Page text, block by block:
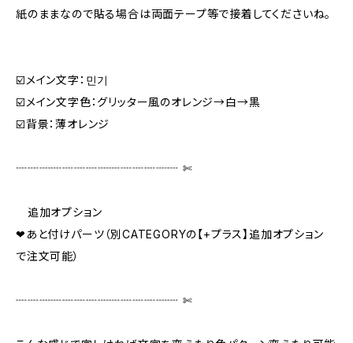
紙のままなので貼る場合は両面テープ等で接着してくださいね。
☑️メイン文字：민기
☑️メイン文字色：グリッター風のオレンジ→白→黒
☑️背景：薄オレンジ
┈┈┈┈┈┈┈┈┈┈┈┈┈┈ ✄‬‬
追加オプション
❤あと付けパーツ（別CATEGORYの【+プラス】追加オプション
で注文可能）
┈┈┈┈┈┈┈┈┈┈┈┈┈┈ ✄‬‬